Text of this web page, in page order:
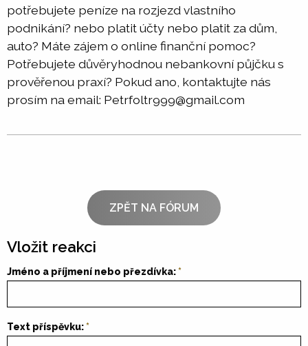
potřebujete peníze na rozjezd vlastního
podnikání? nebo platit účty nebo platit za dům,
auto? Máte zájem o online finanční pomoc?
Potřebujete důvěryhodnou nebankovní půjčku s
prověřenou praxí? Pokud ano, kontaktujte nás
prosím na email: Petrfoltr999@gmail.com
ZPĚT NA FÓRUM
Vložit reakci
Jméno a příjmení nebo přezdívka:
Text příspěvku: